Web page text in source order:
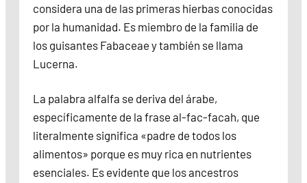
considera una de las primeras hierbas conocidas
por la humanidad. Es miembro de la familia de
los guisantes Fabaceae y también se llama
Lucerna.
La palabra alfalfa se deriva del árabe,
específicamente de la frase al-fac-facah, que
literalmente significa «padre de todos los
alimentos» porque es muy rica en nutrientes
esenciales. Es evidente que los ancestros